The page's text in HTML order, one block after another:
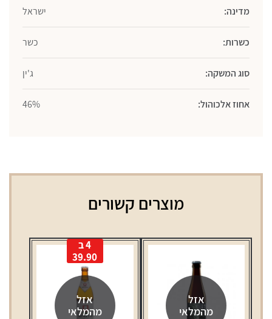
מדינה: ישראל
כשרות: כשר
סוג המשקה: ג'ין
אחוז אלכוהול: 46%
מוצרים קשורים
אזל
מהמלאי
אזל
מהמלאי
4 ב
39.90